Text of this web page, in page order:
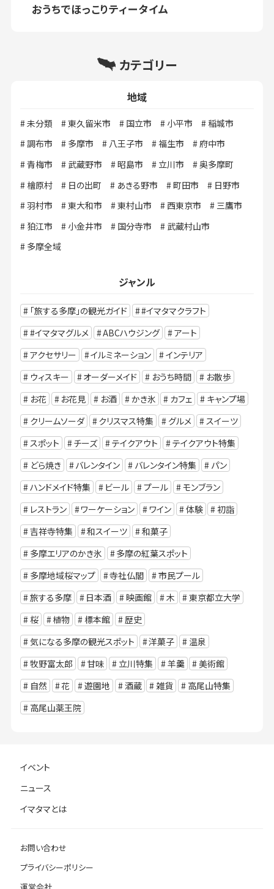
おうちでほっこりティータイム
カテゴリー
地域
未分類 東久留米市 国立市 小平市
稲城市
調布市
多摩市 八王子市 福生市
府中市
青梅市
武蔵野市 昭島市 立川市
奥多摩町
檜原村
日の出町 あきる野市 町田市
日野市
羽村市
東大和市 東村山市 西東京市
三鷹市
狛江市
小金井市 国分寺市
武蔵村山市
多摩全域
ジャンル
「旅する多摩」の観光ガイド
#イマタマクラフト
#イマタマグルメ
ABCハウジング
アート
アクセサリー
イルミネーション
インテリア
ウィスキー
オーダーメイド おうち時間
お散歩
お花
お花見 お酒 かき氷 カフェ
キャンプ場
クリームソーダ
クリスマス特集 グルメ
スイーツ
スポット
チーズ テイクアウト
テイクアウト特集
どら焼き
バレンタイン バレンタイン特集
パン
ハンドメイド特集
ビール プール
モンブラン
レストラン
ワーケーション ワイン 体験
初詣
吉祥寺特集
和スイーツ
和菓子
多摩エリアのかき氷
多摩の紅葉スポット
多摩地域桜マップ
寺社仏閣
市民プール
旅する多摩
日本酒 映画館 木
東京都立大学
桜
植物 標本館
歴史
気になる多摩の観光スポット
洋菓子
温泉
牧野富太郎
甘味 立川特集 羊羹
美術館
自然
花 遊園地 酒蔵 雑貨
高尾山特集
高尾山薬王院
イベント
ニュース
イマタマとは
お問い合わせ
プライバシーポリシー